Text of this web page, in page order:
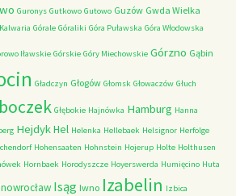
Guronys Gutkowo Gutowo Guzów Gwda Wielka
Górale Góraliki Góra Puławska Góra Włodowska
Iławskie Górskie Góry Miechowskie Górzno Gąbin
Gładczyn Głogów Głomsk Głowaczów Głuch
Głębokie Hajnówka Hamburg Hanna
HejdykHel Helenka Hellebaek Helsignor Herfolge
Hohensaaten Hohnstein Hojerup Holte Holthusen
Hornbaek Horodyszcze Hoyerswerda Humięcino Huta
Isąg Iwno Izabelin Izbica